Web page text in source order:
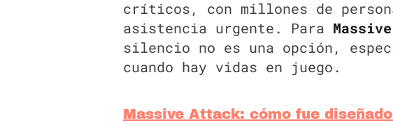
críticos, con millones de
asistencia urgente. Para
silencio no es una opción,
cuando hay vidas en juego.
Massive Attack: cómo fue